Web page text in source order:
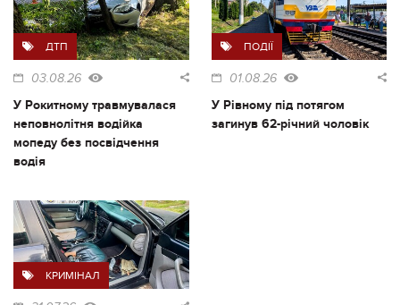
ДТП
03.08.26
У Рокитному травмувалася
неповнолітня водійка
мопеду без посвідчення
водія
ПОДІЇ
01.08.26
У Рівному під потягом
загинув 62-річний чоловік
КРИМІНАЛ